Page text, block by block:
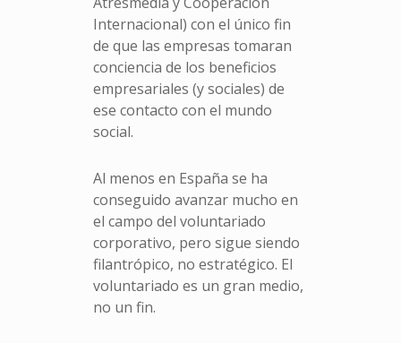
Internacional) con el único fin
de que las empresas tomaran
conciencia de los beneficios
empresariales (y sociales) de
ese contacto con el mundo
social.
Al menos en España se ha
conseguido avanzar mucho en
el campo del voluntariado
corporativo, pero sigue siendo
filantrópico, no estratégico. El
voluntariado es un gran medio,
no un fin.